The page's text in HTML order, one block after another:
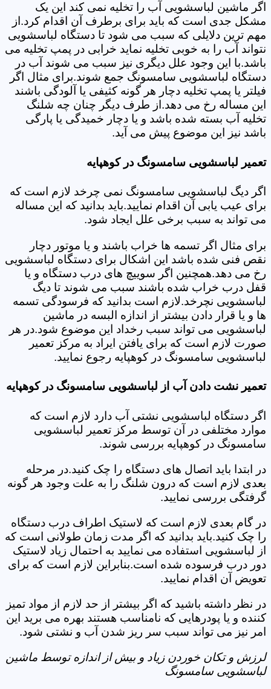
اگر ماشین لباسشویی آب را تخلیه نمی کند این یک
مشکل جدی است که باید برای برطرف آن اقدام کرد.از
مهم ترین دلایلی که سبب می شود تا دستگاه لباسشویی
نتواند آب را به خوبی تخلیه نماید خرابی در پمپ تخلیه می
باشد.با این وجود علل دیگری نیز سبب می شوند آب در
دستگاه لباسشویی سامسونگ جمع شوند.برای مثال اگر
فیلتر یا پمپ تخلیه دچار هر گونه کثیفی یا آلودگی باشند
این مساله رخ می دهد.از طرف دیگر چنان چه شلنگ
تخلیه آب بسته شده باشد و یا دچار خمیدگی یا پارگی
باشد نیز این موضوع پیش می آید.
تعمیر لباسشویی سامسونگ در کوهپایه
اگر دیگ لباسشویی سامسونگ نمی چرخد لازم است که
برای عیب یابی آن اقدام نمایید.باید بدانید که این مساله
می تواند به سبب برخی علل ایجاد شود.
برای مثال اگر تسمه ها خراب باشند و یا موتور دچار
نقص فنی شده باشد این اشکال برای دستگاه لباسشویی
رخ می دهد.همچنین اگر سوییچ های درب دستگاه و یا
قفل درب خراب شده باشند سبب می شوند تا دیگ
لباسشویی نچرخد.لازم است بدانید که فرسودگی تسمه
ها و یا قرار دادن بیشتر از اندازه البسه در ماشین
لباسشویی می تواند سبب رخداد این موضوع شود.در هر
صورت لازم است که برای یافتن ایراد به مرکز تعمیر
لباسشویی سامسونگ در کوهپایه رجوع نمایید.
تعمیر نشت دادن آب از لباسشویی سامسونگ در کوهپایه
اگر دستگاه لباسشویی نشتی آب دارد لازم است که
موارد مختلفی در آن توسط مرکز تعمیر لباسشویی
سامسونگ در کوهپایه بررسی شوند.
در ابتدا باید اتصال های دستگاه را چک کنید.در مرحله
بعدی لازم است که درون شلنگ را به علت وجود هر گونه
گرفتگی بررسی نمایید.
در گام بعدی لازم است که لاستیک اطراف درب دستگاه
را چک کنید.باید بدانید که اگر مدت زمان طولانی است که
از لباسشویی استفاده می نمایید به احتمال زیاد لاستیک
دور درب فرسوده شده است.بنابراین لازم است که برای
تعویض آن اقدام نمایید.
در نظر داشته باشید که اگر بیشتر از حد لازم از مواد تمیز
کننده و یا پودرهایی که نامناسب هستند بهره می برید این
امر نیز می تواند سبب سر ریز شدن آب و نشتی شود.
لرزش و تکان خوردن زیاد و بیش از اندازه توسط ماشین
لباسشویی سامسونگ